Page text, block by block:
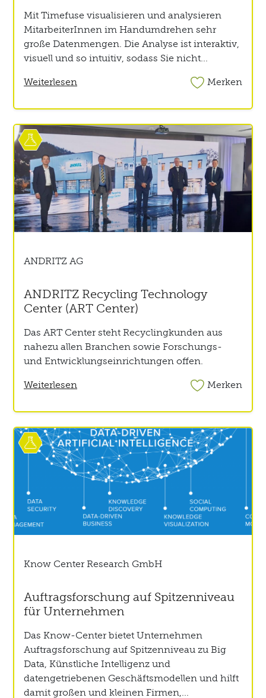
Mit Timefuse visualisieren und analysieren
MitarbeiterInnen im Handumdrehen sehr
große Datenmengen. Die Analyse ist interaktiv,
visuell und so intuitiv, sodass Sie nicht...
Weiterlesen
Merken
ANDRITZ AG
ANDRITZ Recycling Technology
Center (ART Center)
Das ART Center steht Recyclingkunden aus
nahezu allen Branchen sowie Forschungs-
und Entwicklungseinrichtungen offen.
Weiterlesen
Merken
Know Center Research GmbH
Auftragsforschung auf Spitzenniveau
für Unternehmen
Das Know-Center bietet Unternehmen
Auftragsforschung auf Spitzenniveau zu Big
Data, Künstliche Intelligenz und
datengetriebenen Geschäftsmodellen und hilft
damit großen und kleinen Firmen,...